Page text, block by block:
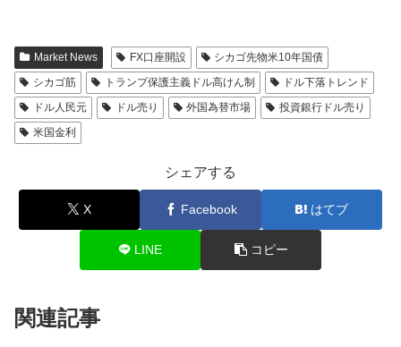
Market News FX口座開設
シカゴ先物米10年国債
シカゴ筋
トランプ保護主義ドル高けん制
ドル下落トレンド
ドル人民元
ドル売り 外国為替市場
投資銀行ドル売り
米国金利
シェアする
X Facebook はてブ
LINE コピー
関連記事